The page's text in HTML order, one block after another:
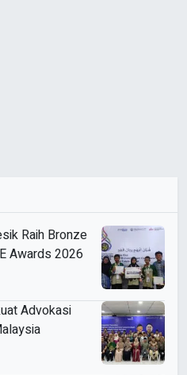
Raih Bronze
Awards 2026
Advokasi